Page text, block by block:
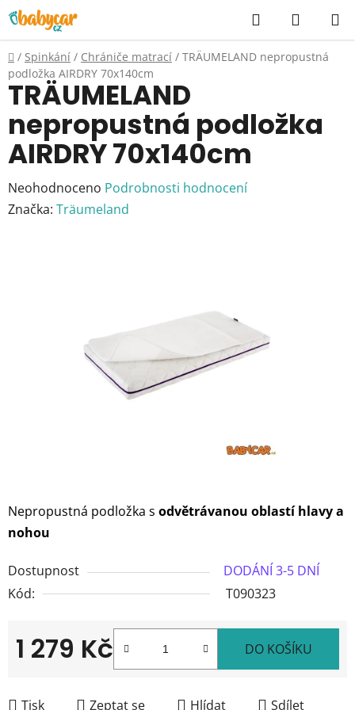
Přejít
na
obsah
Hledat
KOŠÍK
Domů
/ Spinkání / Chrániče matrací / TRÄUMELAND nepropustná
podložka AIRDRY 70x140cm
Nepropustná podložka s odvětrávanou oblastí hlavy a
nohou
Dostupnost
DODÁNÍ 3-5 DNÍ
Kód:
T090323
1 279 Kč DO KOŠÍKU
Tisk Zeptat se Hlídat Sdílet
TRÄUMELAND
nepropustná podložka
AIRDRY 70x140cm
Průměrné
hodnocení
Neohodnoceno Podrobnosti hodnocení
Značka: Träumeland